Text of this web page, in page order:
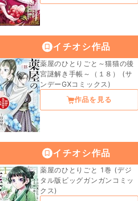
イチオシ作品
薬屋のひとりごと～猫猫の後
宮謎解き手帳～（１８） (サ
ンデーGXコミックス)
作品を見る
イチオシ作品
薬屋のひとりごと 1巻 (デジ
タル版ビッグガンガンコミッ
クス)